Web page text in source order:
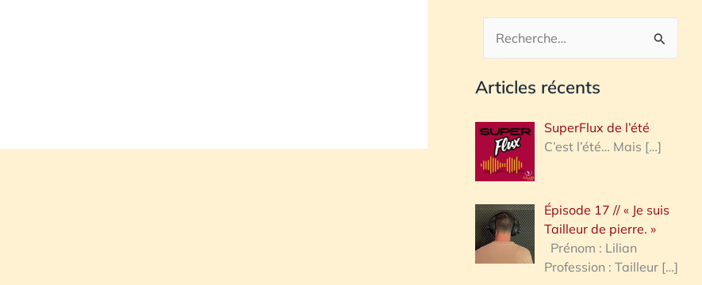
c
h
r
h
e
Articles récents
SuperFlux de l’été
C’est l’été… Mais […]
Épisode 17 // « Je suis
Tailleur de pierre. »
Prénom : Lilian
Profession : Tailleur […]